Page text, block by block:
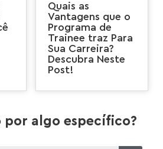
Quais as
Vantagens que o
Programa de
Trainee traz Para
Sua Carreira?
Descubra Neste
Post!
por algo específico?